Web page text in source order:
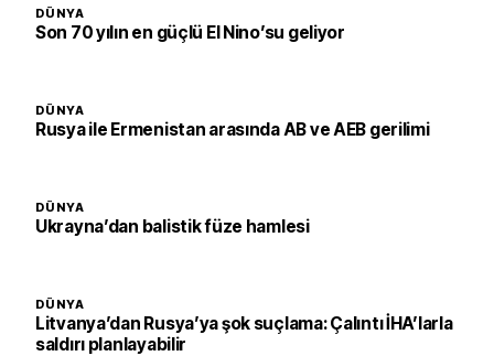
DÜNYA
Son 70 yılın en güçlü El Nino’su geliyor
DÜNYA
Rusya ile Ermenistan arasında AB ve AEB gerilimi
DÜNYA
Ukrayna’dan balistik füze hamlesi
DÜNYA
Litvanya’dan Rusya’ya şok suçlama: Çalıntı İHA’larla
saldırı planlayabilir